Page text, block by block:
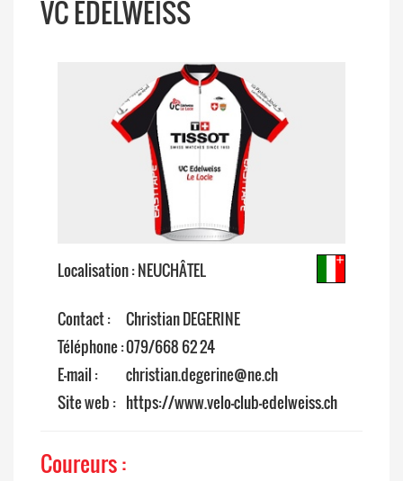
VC EDELWEISS
Localisation : NEUCHÂTEL
Contact :
Christian DEGERINE
Téléphone :079/668 62 24
E-mail :
christian.degerine@ne.ch
Site web : https://www.velo-club-edelweiss.ch
Coureurs :